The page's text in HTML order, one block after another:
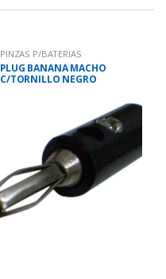
PINZAS P/BATERIAS
PLUG BANANA MACHO
C/TORNILLO NEGRO